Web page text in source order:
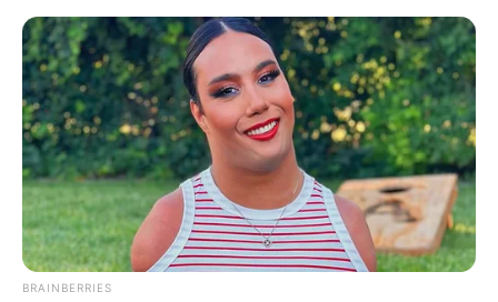
BRAINBERRIES